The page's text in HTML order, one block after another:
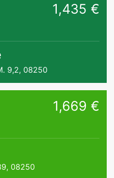
1,435 €
9,2, 08250
1,669 €
08250